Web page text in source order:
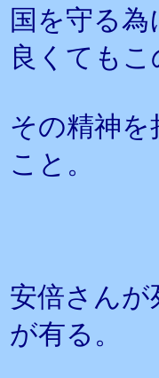
国を守る
良くても
その精神
こと。
安倍さん
が有る。